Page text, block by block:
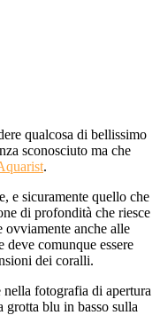
qualcosa di bellissimo
sconosciuto ma che
.
e sicuramente quello che
di profondità che riesce
ovviamente anche alle
comunque essere
dei coralli.
nella fotografia di apertura
grotta blu in basso sulla